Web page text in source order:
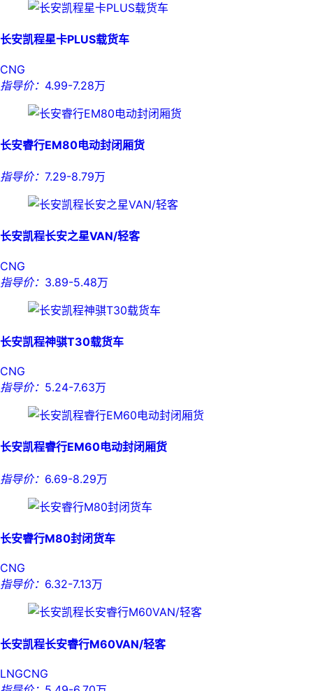
长安凯程星卡PLUS载货车
CNG
指导价： 4.99-7.28万
长安睿行EM80电动封闭厢货
指导价： 7.29-8.79万
长安凯程长安之星VAN/轻客
CNG
指导价： 3.89-5.48万
长安凯程神骐T30载货车
CNG
指导价： 5.24-7.63万
长安凯程睿行EM60电动封闭厢货
指导价： 6.69-8.29万
长安睿行M80封闭货车
CNG
指导价： 6.32-7.13万
长安凯程长安睿行M60VAN/轻客
LNGCNG